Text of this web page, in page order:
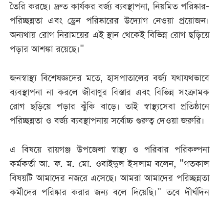
তৈরি করছে। দ্রুত কার্যকর বর্জ্য ব্যবস্থাপনা, নিয়মিত পরিষ্কার-
পরিচ্ছন্নতা এবং ড্রেন পরিষ্কারের উদ্যোগ নেওয়া প্রয়োজন।
অন্যথায় রোগ নিরাময়ের এই স্থান থেকেই বিভিন্ন রোগ ছড়িয়ে
পড়ার আশঙ্কা রয়েছে।"
জনস্বাস্থ্য বিশেষজ্ঞদের মতে, হাসপাতালের বর্জ্য যথাযথভাবে
ব্যবস্থাপনা না করলে জীবাণুর বিস্তার এবং বিভিন্ন সংক্রামক
রোগ ছড়িয়ে পড়ার ঝুঁকি বাড়ে। তাই স্বাস্থ্যসেবা প্রতিষ্ঠানে
পরিচ্ছন্নতা ও বর্জ্য ব্যবস্থাপনায় সর্বোচ্চ গুরুত্ব দেওয়া জরুরি।
এ বিষয়ে রায়গঞ্জ উপজেলা স্বাস্থ্য ও পরিবার পরিকল্পনা
কর্মকর্তা আ. ফ. ম. মো. ওবাইদুল ইসলাম বলেন, "গতকাল
বিষয়টি আমাদের নজরে এসেছে। আমরা আমাদের পরিচ্ছন্নতা
কর্মীদের পরিষ্কার করার জন্য বলে দিয়েছি।" তবে দীর্ঘদিন